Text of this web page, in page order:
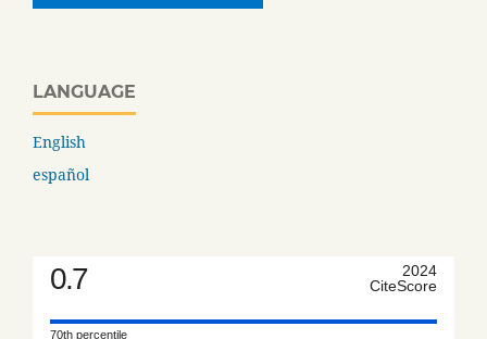
LANGUAGE
English
español
0.7
2024
CiteScore
70th percentile